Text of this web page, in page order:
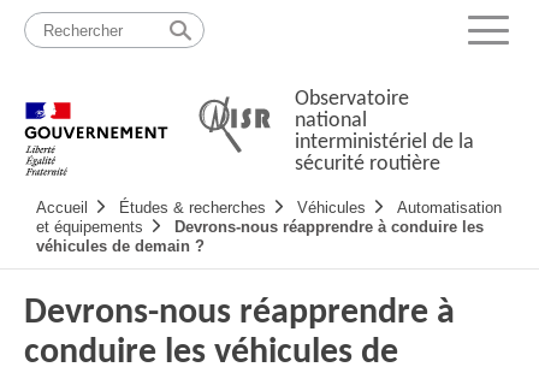
Passer
contenu
Menu
Observatoire
national
interministériel de la
sécurité routière
principale
Accueil Études & recherches Véhicules
Automatisation
et équipements
Devrons-nous réapprendre à conduire les
véhicules de demain ?
Devrons-nous réapprendre à
conduire les véhicules de